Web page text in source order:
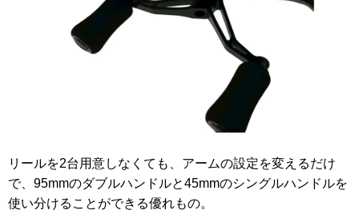
リールを2台用意しなくても、アームの設定を変えるだけ
で、95mmのダブルハンドルと45mmのシングルハンドルを
使い分けることができる優れもの。